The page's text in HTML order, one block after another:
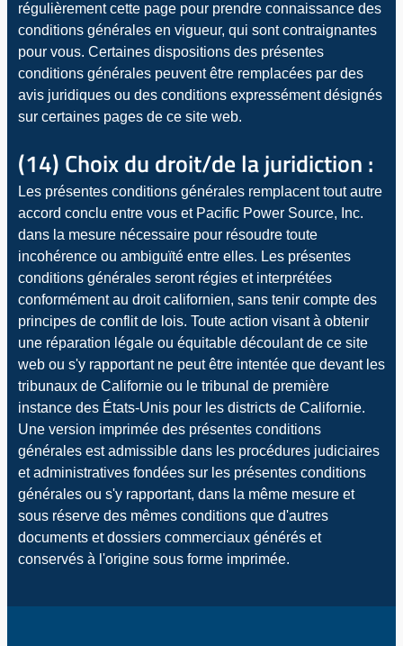
régulièrement cette page pour prendre connaissance des
conditions générales en vigueur, qui sont contraignantes
pour vous. Certaines dispositions des présentes
conditions générales peuvent être remplacées par des
avis juridiques ou des conditions expressément désignés
sur certaines pages de ce site web.
(14) Choix du droit/de la juridiction :
Les présentes conditions générales remplacent tout autre
accord conclu entre vous et Pacific Power Source, Inc.
dans la mesure nécessaire pour résoudre toute
incohérence ou ambiguïté entre elles. Les présentes
conditions générales seront régies et interprétées
conformément au droit californien, sans tenir compte des
principes de conflit de lois. Toute action visant à obtenir
une réparation légale ou équitable découlant de ce site
web ou s'y rapportant ne peut être intentée que devant les
tribunaux de Californie ou le tribunal de première
instance des États-Unis pour les districts de Californie.
Une version imprimée des présentes conditions
générales est admissible dans les procédures judiciaires
et administratives fondées sur les présentes conditions
générales ou s'y rapportant, dans la même mesure et
sous réserve des mêmes conditions que d'autres
documents et dossiers commerciaux générés et
conservés à l'origine sous forme imprimée.